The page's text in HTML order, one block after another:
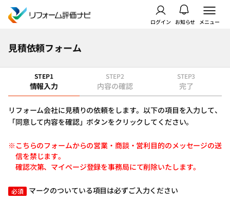
ログイン お知らせ メニュー
見積依頼フォーム
STEP1
情報入力
STEP2
内容の確認
STEP3
完了
リフォーム会社に見積りの依頼をします。以下の項目を入力して、
「同意して内容を確認」ボタンをクリックしてください。
※こちらのフォームからの営業・商談・営利目的のメッセージの送
信を禁じます。
確認次第、マイページ登録を事務局にて削除いたします。
必須 マークのついている項目は必ずご入力ください